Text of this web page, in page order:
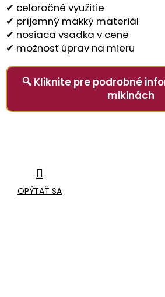
✔ celoročné využitie
✔ príjemný mäkký materiál
✔ nosiaca vsadka v cene
✔ možnosť úprav na mieru
🔍 Kliknite pre podrobné
mikinách
OPÝTAŤ SA